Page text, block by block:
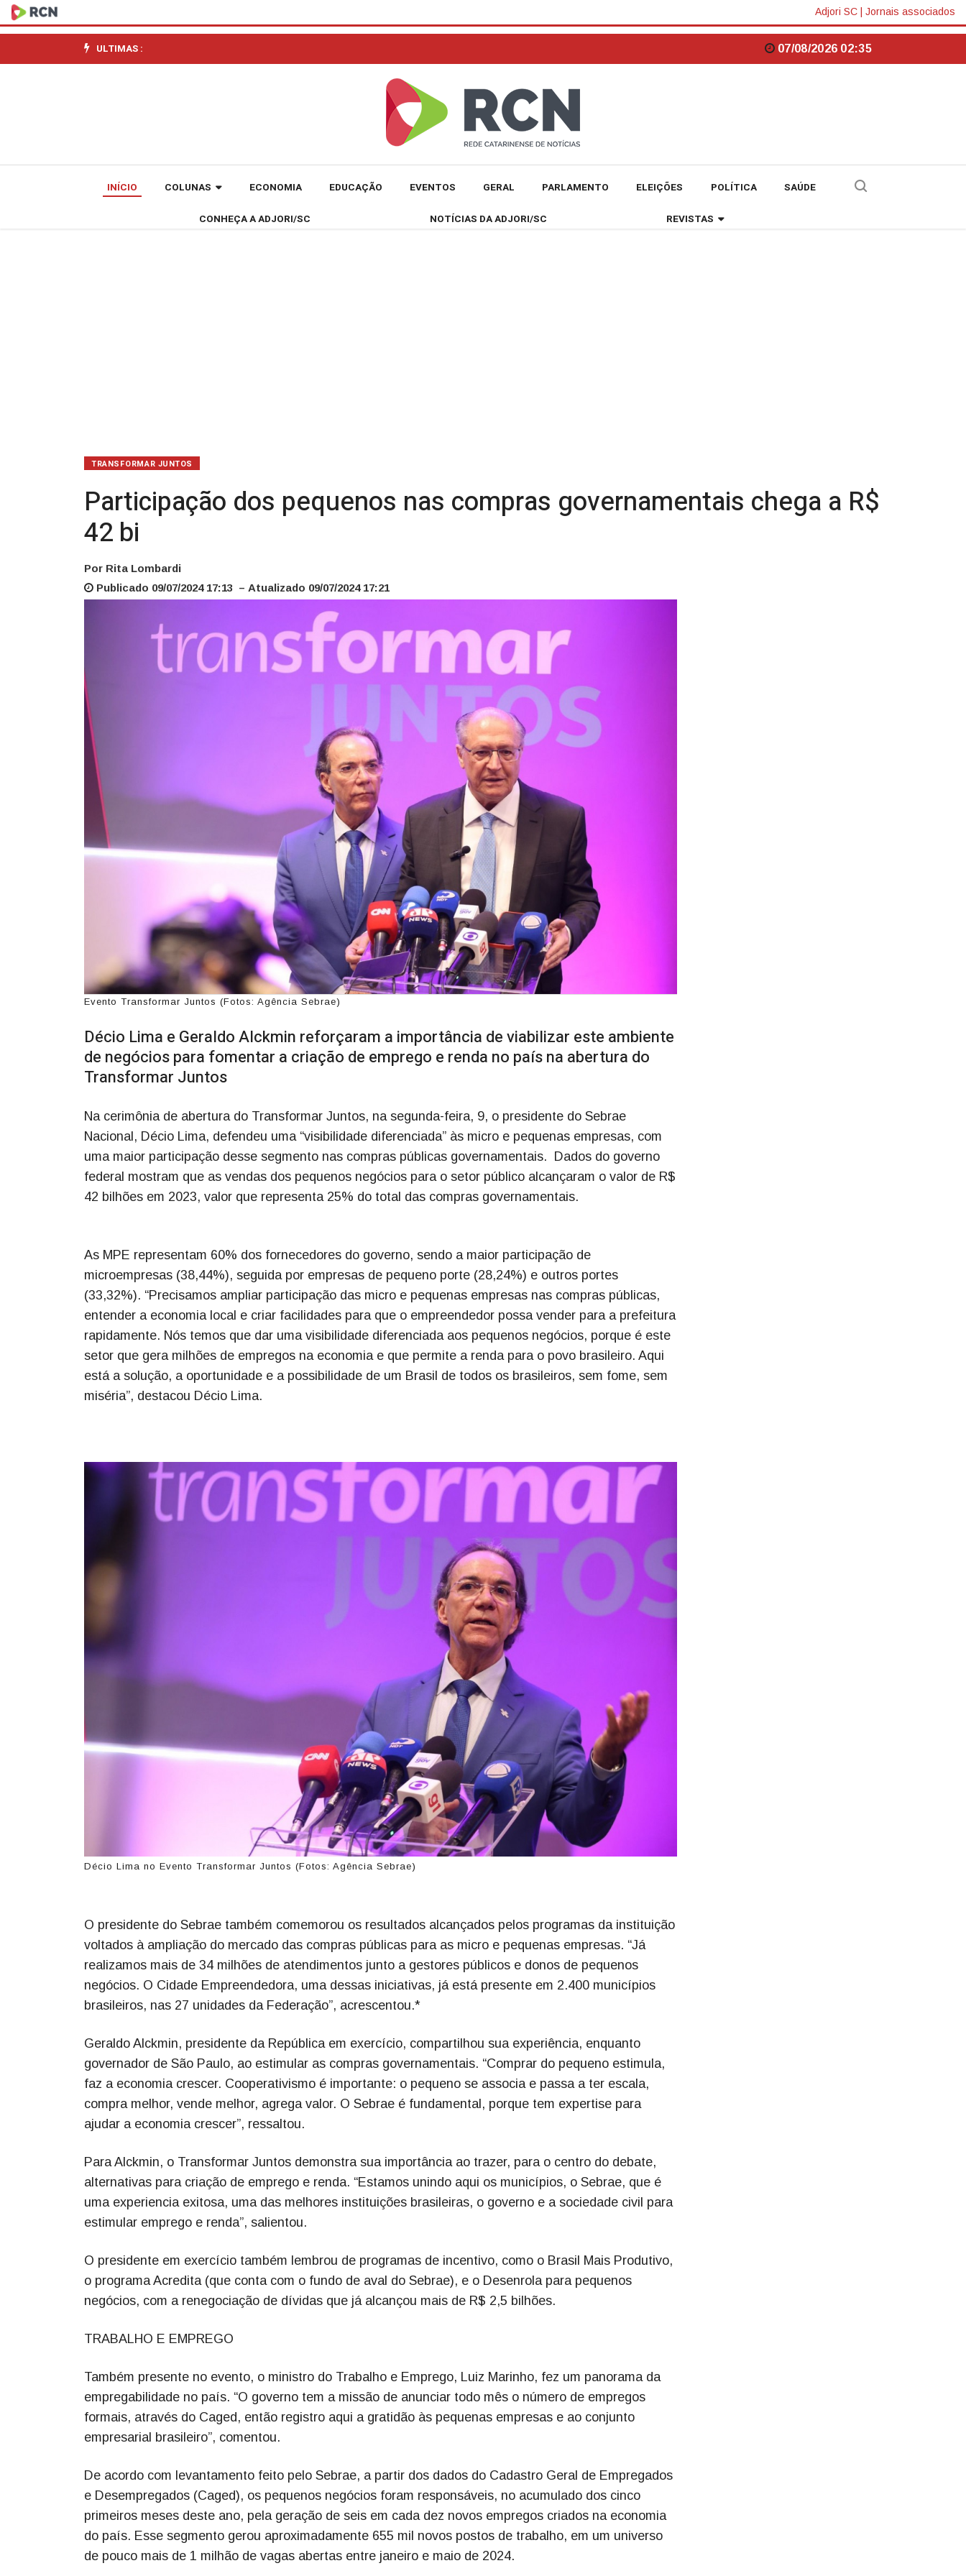
Participação
dos
pequenos
governamentais
Adjori SC Jornais associados
ULTIMAS : 07/08/2026 02:35
INÍCIO COLUNAS ECONOMIA EDUCAÇÃO EVENTOS GERAL PARLAMENTO ELEIÇÕES POLÍTICA SAÚDE
CONHEÇA A ADJORI/SC NOTÍCIAS DA ADJORI/SC REVISTAS
TRANSFORMAR JUNTOS
Participação dos pequenos nas compras governamentais chega a R$
42 bi
Por Rita Lombardi
Publicado 09/07/2024 17:13 – Atualizado 09/07/2024 17:21
Evento Transformar Juntos (Fotos: Agência Sebrae)
Décio Lima e Geraldo Alckmin reforçaram a importância de viabilizar este ambiente
de negócios para fomentar a criação de emprego e renda no país na abertura do
Transformar Juntos
Na cerimônia de abertura do Transformar Juntos, na segunda-feira, 9, o presidente do Sebrae
Nacional, Décio Lima, defendeu uma “visibilidade diferenciada” às micro e pequenas empresas, com
uma maior participação desse segmento nas compras públicas governamentais. Dados do governo
federal mostram que as vendas dos pequenos negócios para o setor público alcançaram o valor de R$
42 bilhões em 2023, valor que representa 25% do total das compras governamentais.
As MPE representam 60% dos fornecedores do governo, sendo a maior participação de
microempresas (38,44%), seguida por empresas de pequeno porte (28,24%) e outros portes
(33,32%). “Precisamos ampliar participação das micro e pequenas empresas nas compras públicas,
entender a economia local e criar facilidades para que o empreendedor possa vender para a prefeitura
rapidamente. Nós temos que dar uma visibilidade diferenciada aos pequenos negócios, porque é este
setor que gera milhões de empregos na economia e que permite a renda para o povo brasileiro. Aqui
está a solução, a oportunidade e a possibilidade de um Brasil de todos os brasileiros, sem fome, sem
miséria”, destacou Décio Lima.
Décio Lima no Evento Transformar Juntos (Fotos: Agência Sebrae)
O presidente do Sebrae também comemorou os resultados alcançados pelos programas da instituição
voltados à ampliação do mercado das compras públicas para as micro e pequenas empresas. “Já
realizamos mais de 34 milhões de atendimentos junto a gestores públicos e donos de pequenos
negócios. O Cidade Empreendedora, uma dessas iniciativas, já está presente em 2.400 municípios
brasileiros, nas 27 unidades da Federação”, acrescentou.*
Geraldo Alckmin, presidente da República em exercício, compartilhou sua experiência, enquanto
governador de São Paulo, ao estimular as compras governamentais. “Comprar do pequeno estimula,
faz a economia crescer. Cooperativismo é importante: o pequeno se associa e passa a ter escala,
compra melhor, vende melhor, agrega valor. O Sebrae é fundamental, porque tem expertise para
ajudar a economia crescer”, ressaltou.
Para Alckmin, o Transformar Juntos demonstra sua importância ao trazer, para o centro do debate,
alternativas para criação de emprego e renda. “Estamos unindo aqui os municípios, o Sebrae, que é
uma experiencia exitosa, uma das melhores instituições brasileiras, o governo e a sociedade civil para
estimular emprego e renda”, salientou.
O presidente em exercício também lembrou de programas de incentivo, como o Brasil Mais Produtivo,
o programa Acredita (que conta com o fundo de aval do Sebrae), e o Desenrola para pequenos
negócios, com a renegociação de dívidas que já alcançou mais de R$ 2,5 bilhões.
TRABALHO E EMPREGO
Também presente no evento, o ministro do Trabalho e Emprego, Luiz Marinho, fez um panorama da
empregabilidade no país. “O governo tem a missão de anunciar todo mês o número de empregos
formais, através do Caged, então registro aqui a gratidão às pequenas empresas e ao conjunto
empresarial brasileiro”, comentou.
De acordo com levantamento feito pelo Sebrae, a partir dos dados do Cadastro Geral de Empregados
e Desempregados (Caged), os pequenos negócios foram responsáveis, no acumulado dos cinco
primeiros meses deste ano, pela geração de seis em cada dez novos empregos criados na economia
do país. Esse segmento gerou aproximadamente 655 mil novos postos de trabalho, em um universo
de pouco mais de 1 milhão de vagas abertas entre janeiro e maio de 2024.